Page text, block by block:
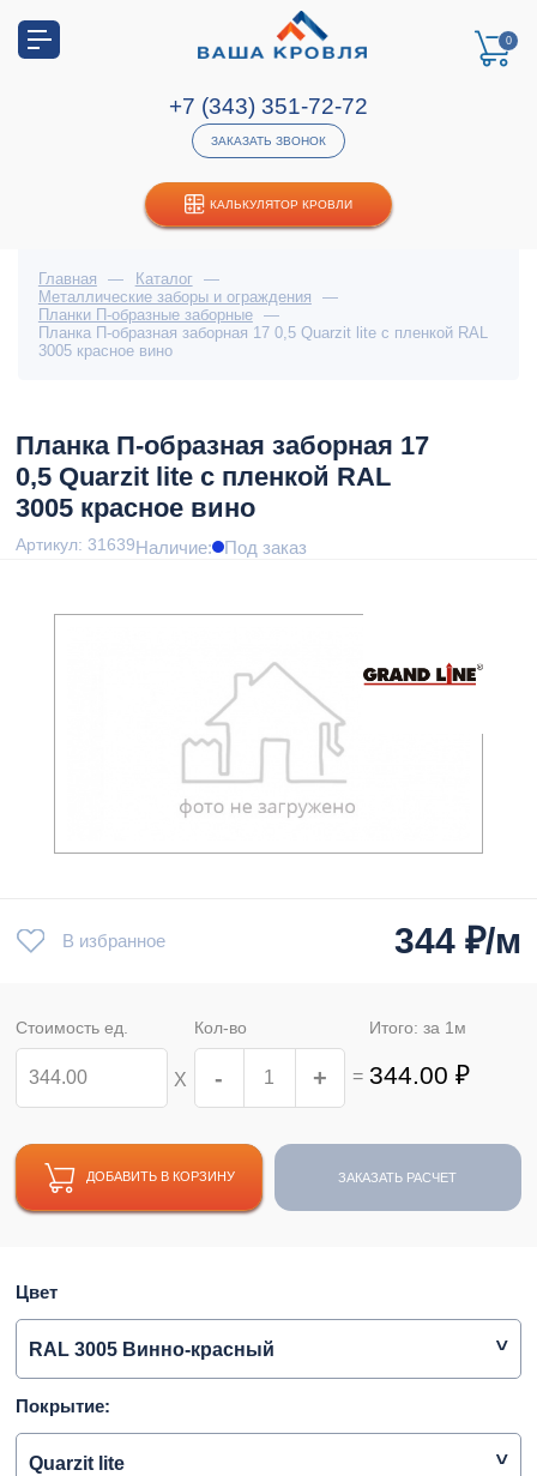
КАЛЬКУЛЯТОР КРОВЛИ
0
+7 (343) 351-72-72
ЗАКАЗАТЬ ЗВОНОК
Главная — Каталог
—
Металлические заборы и ограждения
—
Планки П-образные заборные
—
Планка П-образная заборная 17 0,5 Quarzit lite с пленкой RAL
3005 красное вино
Планка П-образная заборная 17
0,5 Quarzit lite с пленкой RAL
3005 красное вино
Артикул: 31639Наличие: Под заказ
В избранное 344₽/м
Стоимость ед.
Х
Кол-во
- + =
Итого: за 1 м
344.00 ₽
ДОБАВИТЬ В КОРЗИНУ ЗАКАЗАТЬ РАСЧЕТ
Цвет
RAL 3005 Винно-красный
Покрытие:
Quarzit lite